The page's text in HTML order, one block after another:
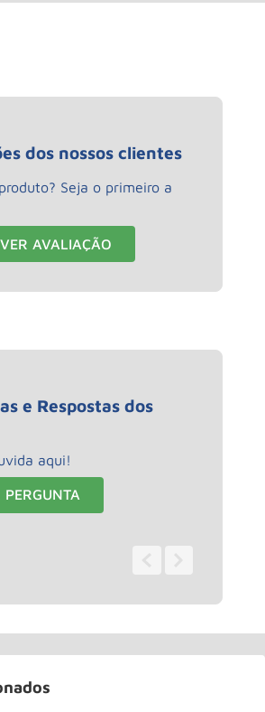
dos nossos clientes
Seja o primeiro a
AVALIAÇÃO
e Respostas dos
aqui!
PERGUNTA